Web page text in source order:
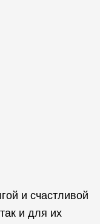
и счастливой
и для их